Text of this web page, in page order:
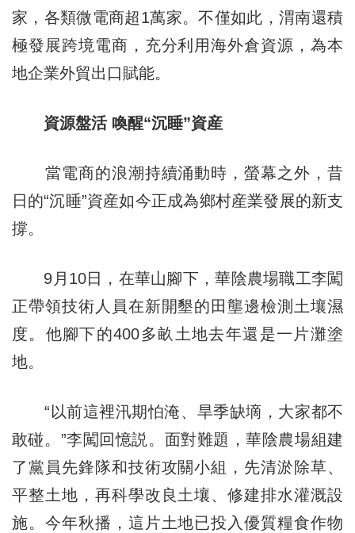
家，各類微電商超1萬家。不僅如此，渭南還積
極發展跨境電商，充分利用海外倉資源，為本
地企業外貿出口賦能。
資源盤活 喚醒“沉睡”資産
當電商的浪潮持續涌動時，螢幕之外，昔
日的“沉睡”資産如今正成為鄉村産業發展的新支
撐。
9月10日，在華山腳下，華陰農場職工李闖
正帶領技術人員在新開墾的田壟邊檢測土壤濕
度。他腳下的400多畝土地去年還是一片灘塗
地。
“以前這裡汛期怕淹、旱季缺墑，大家都不
敢碰。”李闖回憶説。面對難題，華陰農場組建
了黨員先鋒隊和技術攻關小組，先清淤除草、
平整土地，再科學改良土壤、修建排水灌溉設
施。今年秋播，這片土地已投入優質糧食作物